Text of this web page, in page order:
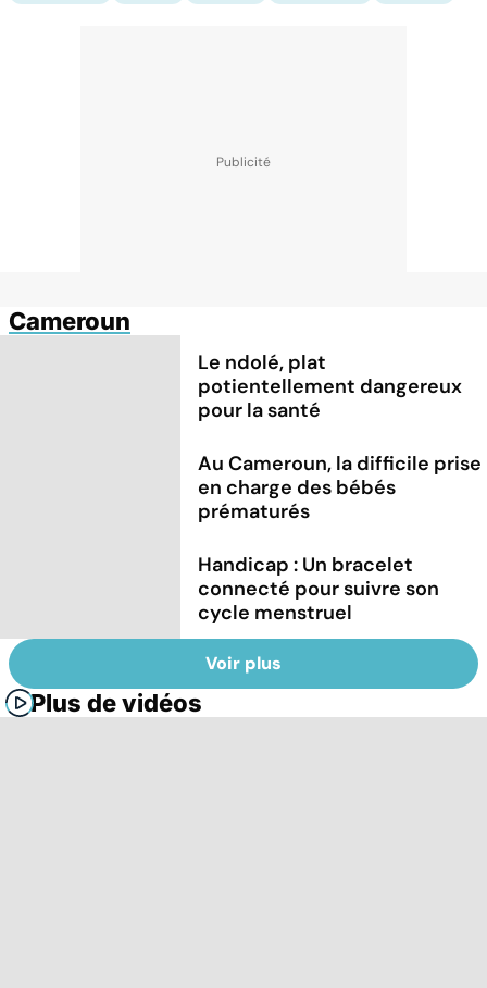
Cameroun
Le ndolé, plat
potientellement dangereux
pour la santé
Au Cameroun, la difficile prise
en charge des bébés
prématurés
Handicap : Un bracelet
connecté pour suivre son
cycle menstruel
Voir plus
Plus de vidéos